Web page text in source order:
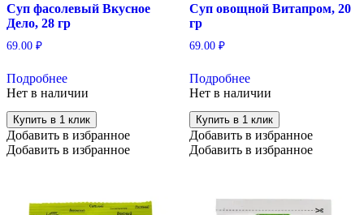
Суп фасолевый Вкусное
Дело, 28 гр
69.00 ₽
Подробнее
Нет в наличии
Купить в 1 клик
Добавить в избранное
Добавить в избранное
Суп овощной Витапром, 20
гр
69.00 ₽
Подробнее
Нет в наличии
Купить в 1 клик
Добавить в избранное
Добавить в избранное